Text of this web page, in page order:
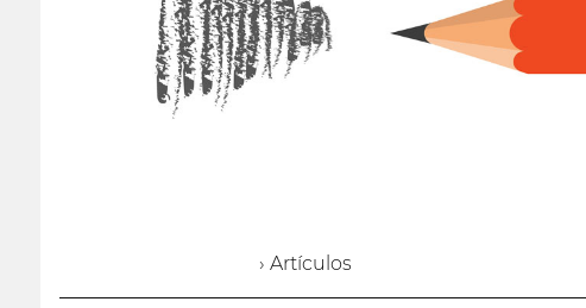
› Artículos